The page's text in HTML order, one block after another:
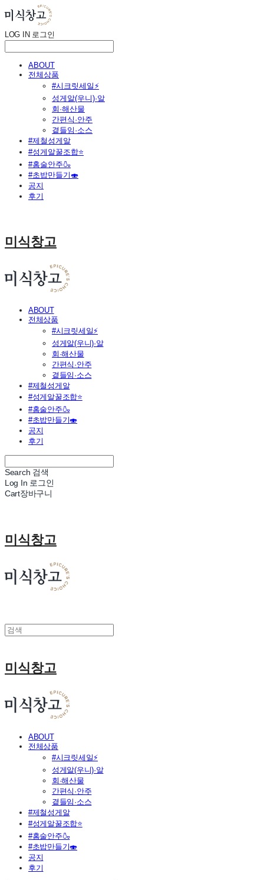
LOG IN 로그인
ABOUT
전체상품
#시크릿세일⚡
성게알(우니)·알
회·해산물
간편식·안주
곁들임·소스
#제철성게알
#성게알꿀조합⭐
#홈술안주🍶
#초밥만들기🍣
공지
후기
미식창고
ABOUT
전체상품
#시크릿세일⚡
성게알(우니)·알
회·해산물
간편식·안주
곁들임·소스
#제철성게알
#성게알꿀조합⭐
#홈술안주🍶
#초밥만들기🍣
공지
후기
Search 검색
Log In 로그인
Cart장바구니
미식창고
미식창고
ABOUT
전체상품
#시크릿세일⚡
성게알(우니)·알
회·해산물
간편식·안주
곁들임·소스
#제철성게알
#성게알꿀조합⭐
#홈술안주🍶
#초밥만들기🍣
공지
후기